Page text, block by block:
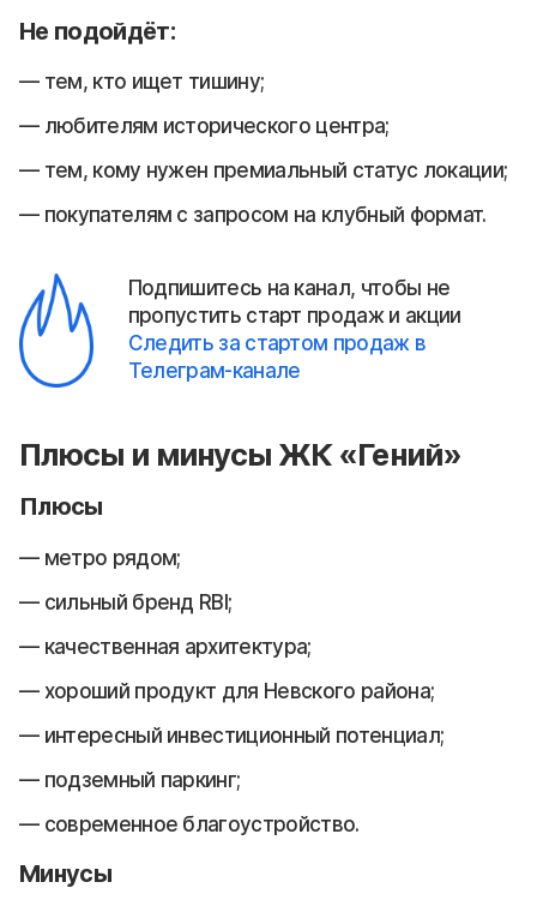
Не подойдёт:
тем, кто ищет тишину;
любителям исторического центра;
тем, кому нужен премиальный статус локации;
покупателям с запросом на клубный формат.
Подпишитесь на канал, чтобы не
пропустить старт продаж и акции
Следить за стартом продаж в
Телеграм-канале
Плюсы и минусы ЖК «Гений»
Плюсы
метро рядом;
сильный бренд RBI;
качественная архитектура;
хороший продукт для Невского района;
интересный инвестиционный потенциал;
подземный паркинг;
современное благоустройство.
Минусы